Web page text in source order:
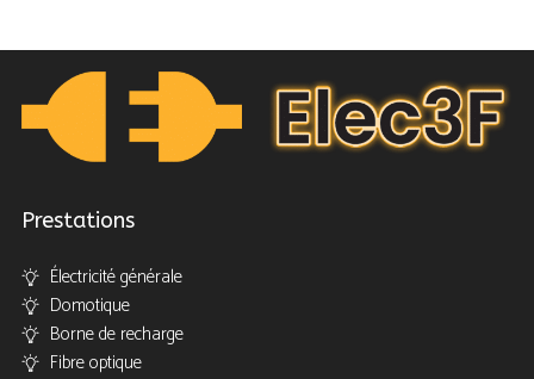
Prestations
Électricité générale
Domotique
Borne de recharge
Fibre optique